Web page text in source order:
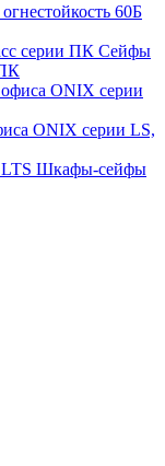
60Б
Сейфы
ONIX серии LS,
Шкафы-сейфы